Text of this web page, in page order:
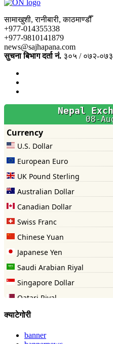
सामाखुशी, रानीबारी, काठमाण्डौँ
+977-014355338
+977-9810141879
news@sajhapana.com
सुचना बिभाग दर्ता नं. ३०५ / ०७२-०७३
क्याटेगोरी
banner